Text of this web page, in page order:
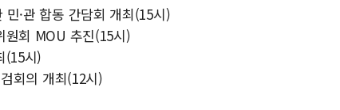
·관 합동 간담회 개최(15시)
원회 MOU 추진(15시)
(15시)
회의 개최(12시)